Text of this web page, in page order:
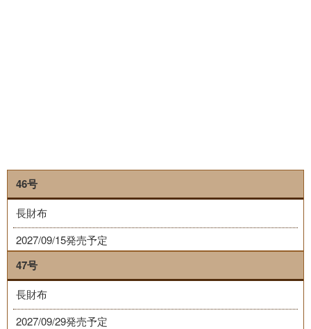
46号
長財布
2027/09/15発売予定
47号
長財布
2027/09/29発売予定